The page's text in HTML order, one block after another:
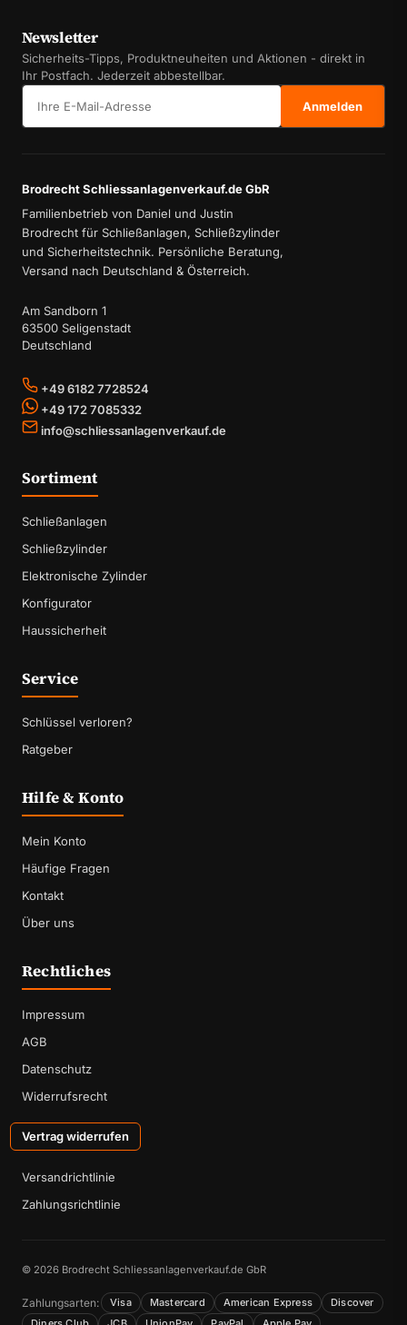
Newsletter
Sicherheits-Tipps, Produktneuheiten und Aktionen - direkt in
Ihr Postfach. Jederzeit abbestellbar.
Anmelden
Brodrecht Schliessanlagenverkauf.de GbR
Familienbetrieb von Daniel und Justin
Brodrecht für Schließanlagen, Schließzylinder
und Sicherheitstechnik. Persönliche Beratung,
Versand nach Deutschland & Österreich.
Am Sandborn 1
63500 Seligenstadt
Deutschland
+49 6182 7728524
+49 172 7085332
info@schliessanlagenverkauf.de
Sortiment
Schließanlagen
Schließzylinder
Elektronische Zylinder
Konfigurator
Haussicherheit
Service
Schlüssel verloren?
Ratgeber
Hilfe & Konto
Mein Konto
Häufige Fragen
Kontakt
Über uns
Rechtliches
Impressum
AGB
Datenschutz
Widerrufsrecht
Vertrag widerrufen
Versandrichtlinie
Zahlungsrichtlinie
© 2026 Brodrecht Schliessanlagenverkauf.de GbR
Zahlungsarten: Visa Mastercard American Express
Discover